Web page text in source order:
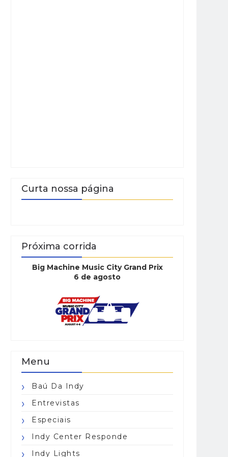
Curta nossa página
Próxima corrida
Big Machine Music City Grand Prix
6 de agosto
Menu
Baú Da Indy
Entrevistas
Especiais
Indy Center Responde
Indy Lights